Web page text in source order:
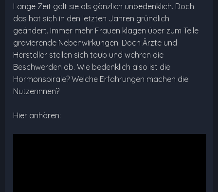
Lange Zeit galt sie als gänzlich unbedenklich. Doch
das hat sich in den letzten Jahren gründlich
geändert. Immer mehr Frauen klagen über zum Teile
gravierende Nebenwirkungen. Doch Ärzte und
Hersteller stellen sich taub und wehren die
Beschwerden ab. Wie bedenklich also ist die
Hormonspirale? Welche Erfahrungen machen die
Nutzerinnen?
Hier anhören: